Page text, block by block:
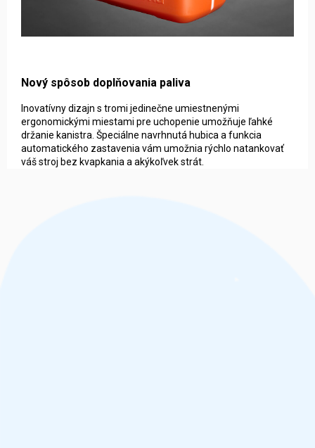
Nový spôsob doplňovania paliva
Inovatívny dizajn s tromi jedinečne umiestnenými
ergonomickými miestami pre uchopenie umožňuje ľahké
držanie kanistra. Špeciálne navrhnutá hubica a funkcia
automatického zastavenia vám umožnia rýchlo natankovať
váš stroj bez kvapkania a akýkoľvek strát.